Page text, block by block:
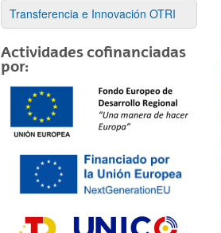
Transferencia e Innovación OTRI
Actividades cofinanciadas
por: